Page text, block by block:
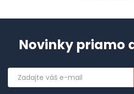
Novinky priamo
Emailová
adresa